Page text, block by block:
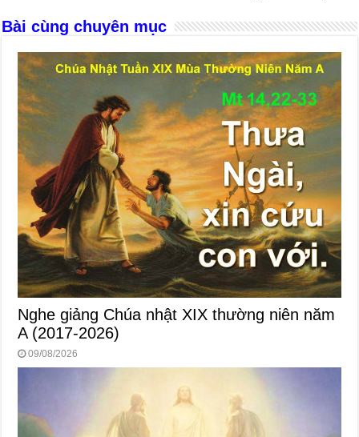
k
Bài cùng chuyên mục
Nghe giảng Chúa nhật XIX thường niên năm
A (2017-2026)
09/08/2026